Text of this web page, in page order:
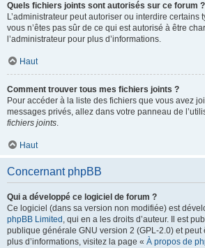
Quels fichiers joints sont autorisés sur ce forum ?
L’administrateur peut autoriser ou interdire certains
vous n’êtes pas sûr de ce qui est autorisé à être
l’administrateur pour plus d’informations.
Haut
Comment trouver tous mes fichiers joints ?
Pour accéder à la liste des fichiers que vous avez
messages privés, allez dans votre panneau de
fichiers joints.
Haut
Concernant phpBB
Qui a développé ce logiciel de forum ?
Ce logiciel (dans sa version non modifiée) est
phpBB Limited , qui en a les droits d’auteur. Il est
publique générale GNU version 2 (GPL-2.0) et peut
plus d’informations, visitez la page « À propos de